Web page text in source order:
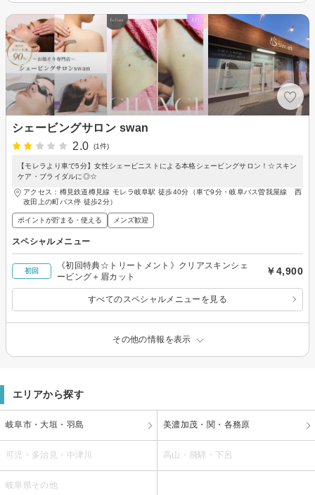
シェービングサロン swan
2.0
(1件)
【モレラより車で5分】女性シェービニストによる本格シェービングサロン！☆スキン
ケア・ブライダルに◎☆
アクセス：樽見鉄道樽見線 モレラ岐阜駅 徒歩40分（車で9分・岐阜バス曽我屋線 西
改田上の町バス停 徒歩2分）
ポイントが貯まる・使える メンズ歓迎
スペシャルメニュー
初回
《初回特典☆トリートメント》クリアスキンシェ
ービング＋眉カット
￥4,900
すべてのスペシャルメニューを見る
その他の情報を表示
エリアから探す
岐阜市・大垣・羽島 美濃加茂・関・各務原
可児・多治見・中津川 高山・飛騨・下呂
岐阜県その他